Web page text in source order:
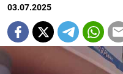
03.07.2025